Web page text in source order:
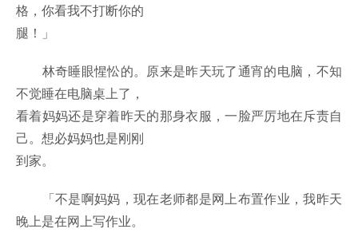
格，你看我不打断你的
腿！」
林奇睡眼惺忪的。原来是昨天玩了通宵的电脑，不知
不觉睡在电脑桌上了，
看着妈妈还是穿着昨天的那身衣服，一脸严厉地在斥责自
己。想必妈妈也是刚刚
到家。
「不是啊妈妈，现在老师都是网上布置作业，我昨天
晚上是在网上写作业。